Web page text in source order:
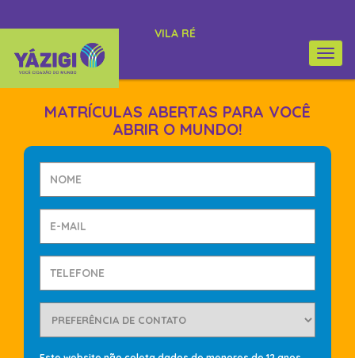
VILA RÉ
MATRÍCULAS ABERTAS PARA VOCÊ
ABRIR O MUNDO!